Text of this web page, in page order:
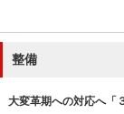
整備
大変革期への対応へ「